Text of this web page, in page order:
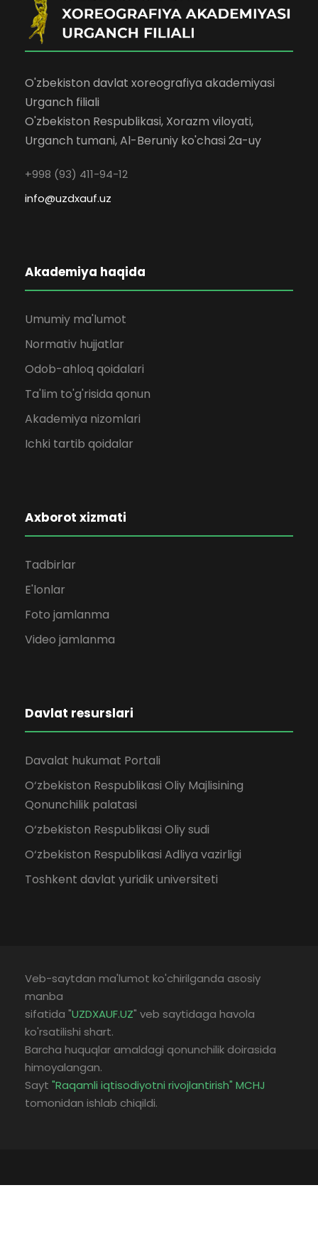
O'zbekiston davlat xoreografiya akademiyasi
Urganch filiali
O'zbekiston Respublikasi, Xorazm viloyati,
Urganch tumani, Al-Beruniy ko'chasi 2a-uy
+998 (93) 411-94-12
info@uzdxauf.uz
Akademiya haqida
Umumiy ma'lumot
Normativ hujjatlar
Odob-ahloq qoidalari
Ta'lim to'g'risida qonun
Akademiya nizomlari
Ichki tartib qoidalar
Axborot xizmati
Tadbirlar
E'lonlar
Foto jamlanma
Video jamlanma
Davlat resurslari
Davalat hukumat Portali
O‘zbekiston Respublikasi Oliy Majlisining
Qonunchilik palatasi
O‘zbekiston Respublikasi Oliy sudi
O‘zbekiston Respublikasi Adliya vazirligi
Toshkent davlat yuridik universiteti
Veb-saytdan ma'lumot ko'chirilganda asosiy
manba
sifatida "UZDXAUF.UZ" veb saytidaga havola
ko'rsatilishi shart.
Barcha huquqlar amaldagi qonunchilik doirasida
himoyalangan.
Sayt "Raqamli iqtisodiyotni rivojlantirish" MCHJ
tomonidan ishlab chiqildi.